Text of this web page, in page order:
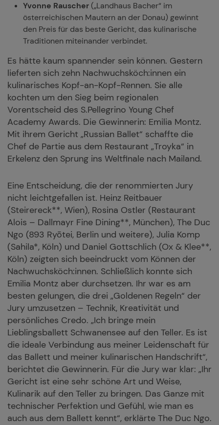
Yvonne Rauscher („Landhaus Bacher“ im
österreichischen Mautern an der Donau) gewinnt
den Preis für das beste Gericht, das kulinarische
Traditionen miteinander verbindet.
Es hätte kaum spannender sein können. Gestern
lieferten sich zehn Nachwuchsköch:innen ein
kulinarisches Kopf-an-Kopf-Rennen. Sie alle
kochten um den Sieg beim regionalen
Vorentscheid des S.Pellegrino Young Chef
Academy Awards. Die Gewinnerin: Emilia Montz.
Mit ihrem Gericht „Russian Ballet“ schaffte die
Chef de Partie aus dem Restaurant „Troyka“ in
Erkelenz den Sprung ins Weltfinale nach Mailand.
Eine Entscheidung, die der renommierten Jury
nicht leichtgefallen ist. Heinz Reitbauer
(Steirereck**, Wien), Rosina Ostler (Restaurant
Alois – Dallmayr Fine Dining**, München), The Duc
Ngo (893 Ryōtei, Berlin und weitere), Julia Komp
(Sahila*, Köln) und Daniel Gottschlich (Ox & Klee**,
Köln) zeigten sich beeindruckt vom Können der
Nachwuchsköch:innen. Schließlich konnte sich
Emilia Montz aber durchsetzen. Ihr war es am
besten gelungen, die drei „Goldenen Regeln“ der
Jury umzusetzen – Technik, Kreativität und
persönliches Credo. „Ich bringe mein
Lieblingsballett Schwanensee auf den Teller. Es ist
die ideale Verbindung aus meiner Leidenschaft für
das Ballett und meiner kulinarischen Handschrift“,
berichtet die Gewinnerin. Für die Jury war klar: „Ihr
Gericht ist eine sehr schöne Art und Weise,
Kulinarik auf den Teller zu bringen. Das Ganze mit
technischer Perfektion und Gefühl, wie man es
auch aus dem Ballett kennt“, erklärte The Duc Ngo.